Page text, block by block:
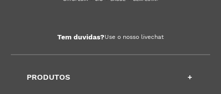
Tem duvidas?Use o nosso livechat
PRODUTOS +